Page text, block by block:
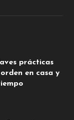
prácticas
en casa y